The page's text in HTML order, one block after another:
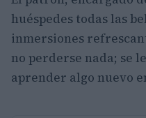
huéspedes todas las
inmersiones
no perderse nada; se
aprender algo nuevo